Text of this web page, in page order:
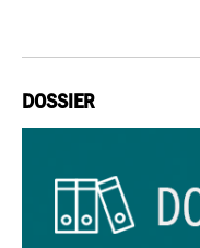
DOSSIER